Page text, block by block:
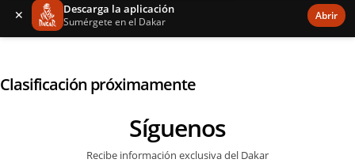
✕ Descarga la aplicación
Sumérgete en el Dakar Abrir
Clasificación próximamente
Síguenos
Recibe información exclusiva del Dakar